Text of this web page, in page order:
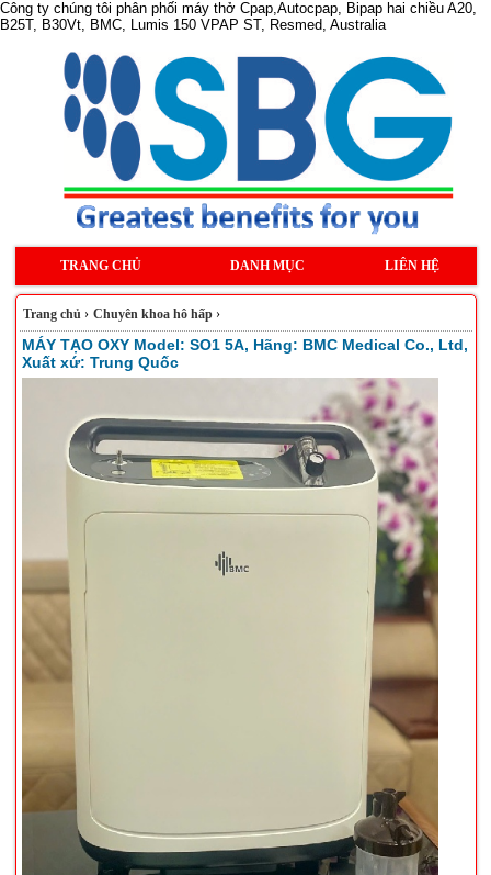
Công ty chúng tôi phân phối máy thở Cpap,Autocpap, Bipap hai chiều A20,
B25T, B30Vt, BMC, Lumis 150 VPAP ST, Resmed, Australia
TRANG CHỦ DANH MỤC LIÊN HỆ
Trang chủ› Chuyên khoa hô hấp ›
MÁY TẠO OXY Model: SO1 5A, Hãng: BMC Medical Co., Ltd,
Xuất xứ: Trung Quốc